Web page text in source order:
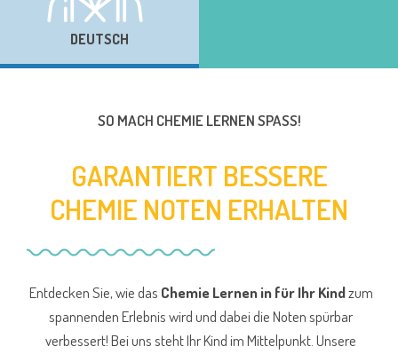
DEUTSCH
SO MACH CHEMIE LERNEN SPASS!
GARANTIERT BESSERE
CHEMIE NOTEN ERHALTEN
Entdecken Sie, wie das Chemie Lernen in für Ihr Kindzum
spannenden Erlebnis wird und dabei die Noten spürbar
verbessert! Bei uns steht Ihr Kind im Mittelpunkt. Unsere